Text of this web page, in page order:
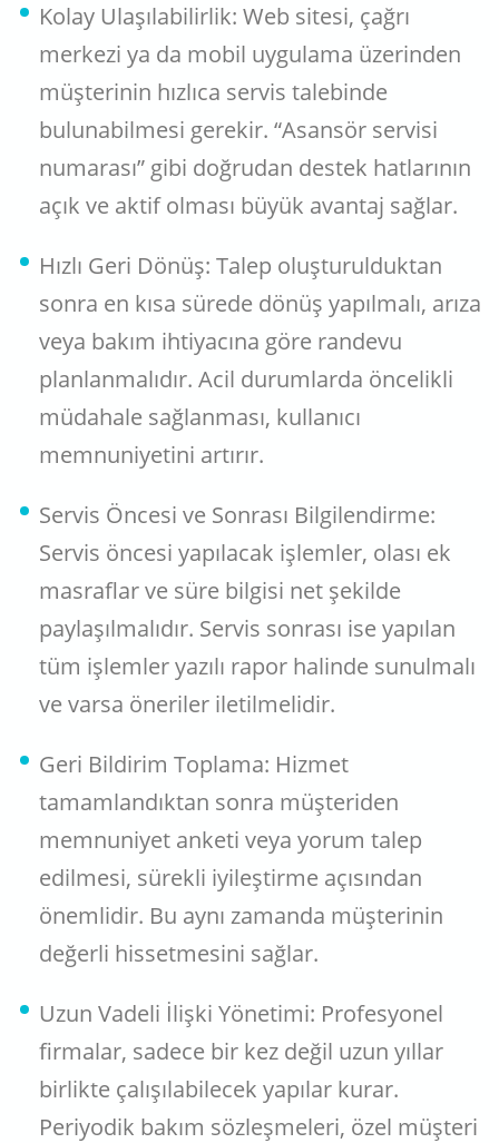
Kolay Ulaşılabilirlik: Web sitesi, çağrı
merkezi ya da mobil uygulama üzerinden
müşterinin hızlıca servis talebinde
bulunabilmesi gerekir. “Asansör servisi
numarası” gibi doğrudan destek hatlarının
açık ve aktif olması büyük avantaj sağlar.
Hızlı Geri Dönüş: Talep oluşturulduktan
sonra en kısa sürede dönüş yapılmalı, arıza
veya bakım ihtiyacına göre randevu
planlanmalıdır. Acil durumlarda öncelikli
müdahale sağlanması, kullanıcı
memnuniyetini artırır.
Servis Öncesi ve Sonrası Bilgilendirme:
Servis öncesi yapılacak işlemler, olası ek
masraflar ve süre bilgisi net şekilde
paylaşılmalıdır. Servis sonrası ise yapılan
tüm işlemler yazılı rapor halinde sunulmalı
ve varsa öneriler iletilmelidir.
Geri Bildirim Toplama: Hizmet
tamamlandıktan sonra müşteriden
memnuniyet anketi veya yorum talep
edilmesi, sürekli iyileştirme açısından
önemlidir. Bu aynı zamanda müşterinin
değerli hissetmesini sağlar.
Uzun Vadeli İlişki Yönetimi: Profesyonel
firmalar, sadece bir kez değil uzun yıllar
birlikte çalışılabilecek yapılar kurar.
Periyodik bakım sözleşmeleri, özel müşteri